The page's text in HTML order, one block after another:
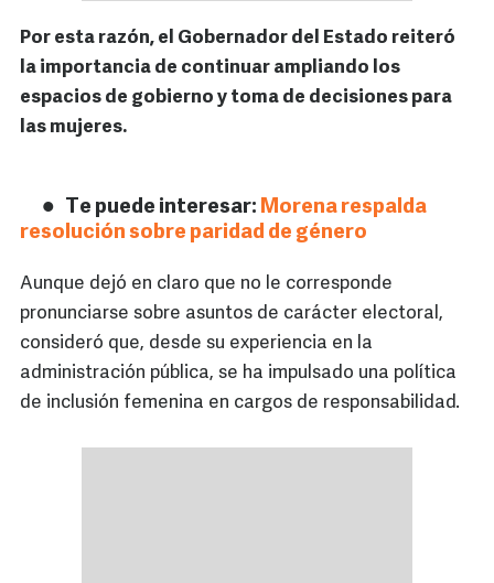
Por esta razón, el Gobernador del Estado reiteró
la importancia de continuar ampliando los
espacios de gobierno y toma de decisiones para
las mujeres.
Te puede interesar: Morena respalda
resolución sobre paridad de género
Aunque dejó en claro que no le corresponde
pronunciarse sobre asuntos de carácter electoral,
consideró que, desde su experiencia en la
administración pública, se ha impulsado una política
de inclusión femenina en cargos de responsabilidad.